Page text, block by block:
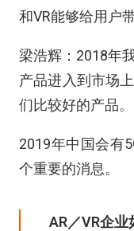
和VR能够给用户
梁浩辉：2018年
产品进入到市场
们比较好的产品。
2019年中国会有
个重要的消息。
AR／VR企业